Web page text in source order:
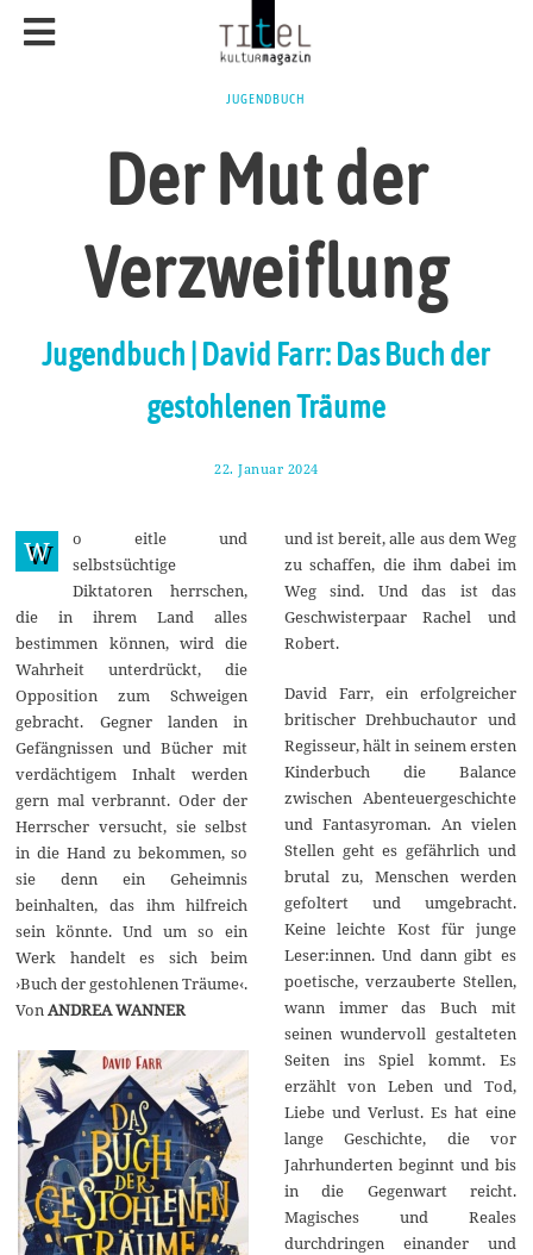
JUGENDBUCH
Der Mut der
Verzweiflung
Jugendbuch | David Farr: Das Buch der
gestohlenen Träume
22. Januar 2024
b
r
u
r
2
0
W
o eitle und
selbstsüchtige
Diktatoren herrschen,
die in ihrem Land alles
bestimmen können, wird die
Wahrheit unterdrückt, die
Opposition zum Schweigen
gebracht. Gegner landen in
Gefängnissen und Bücher mit
verdächtigem Inhalt werden
gern mal verbrannt. Oder der
Herrscher versucht, sie selbst
in die Hand zu bekommen, so
sie denn ein Geheimnis
beinhalten, das ihm hilfreich
sein könnte. Und um so ein
Werk handelt es sich beim
›Buch der gestohlenen Träume‹.
Von ANDREA WANNER
und ist bereit, alle aus dem Weg
zu schaffen, die ihm dabei im
Weg sind. Und das ist das
Geschwisterpaar Rachel und
Robert.
David Farr, ein erfolgreicher
britischer Drehbuchautor und
Regisseur, hält in seinem ersten
Kinderbuch die Balance
zwischen Abenteuergeschichte
und Fantasyroman. An vielen
Stellen geht es gefährlich und
brutal zu, Menschen werden
gefoltert und umgebracht.
Keine leichte Kost für junge
Leser:innen. Und dann gibt es
poetische, verzauberte Stellen,
wann immer das Buch mit
seinen wundervoll gestalteten
Seiten ins Spiel kommt. Es
erzählt von Leben und Tod,
Liebe und Verlust. Es hat eine
lange Geschichte, die vor
Jahrhunderten beginnt und bis
in die Gegenwart reicht.
Magisches und Reales
durchdringen einander und